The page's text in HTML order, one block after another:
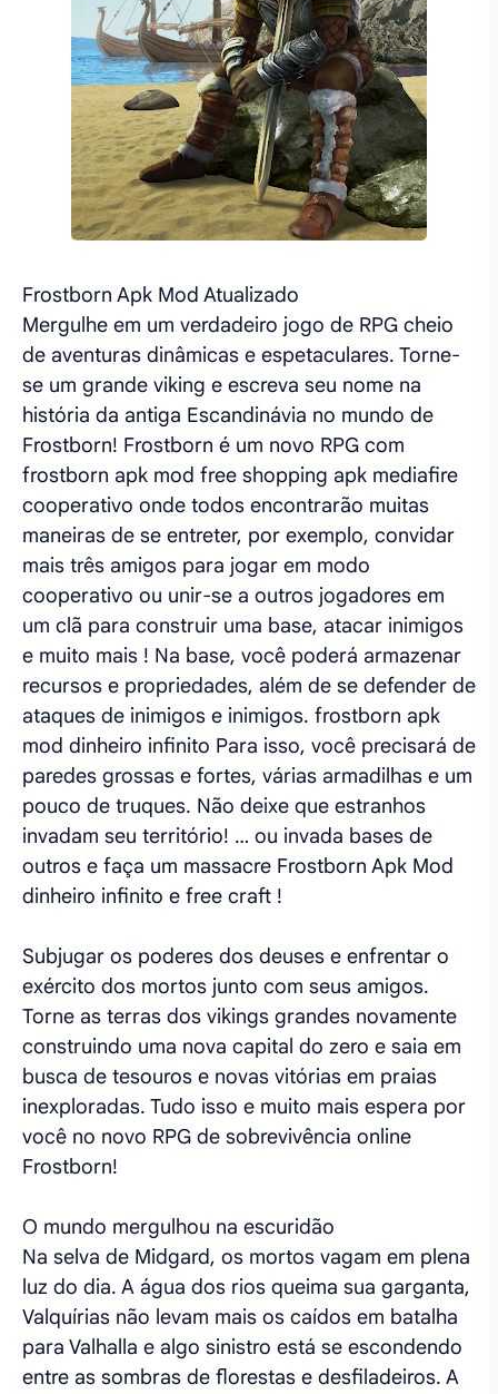
Frostborn Apk Mod Atualizado
Mergulhe em um verdadeiro jogo de RPG cheio
de aventuras dinâmicas e espetaculares. Torne-
se um grande viking e escreva seu nome na
história da antiga Escandinávia no mundo de
Frostborn! Frostborn é um novo RPG com
frostborn apk mod free shopping apk mediafire
cooperativo onde todos encontrarão muitas
maneiras de se entreter, por exemplo, convidar
mais três amigos para jogar em modo
cooperativo ou unir-se a outros jogadores em
um clã para construir uma base, atacar inimigos
e muito mais ! Na base, você poderá armazenar
recursos e propriedades, além de se defender de
ataques de inimigos e inimigos. frostborn apk
mod dinheiro infinito Para isso, você precisará de
paredes grossas e fortes, várias armadilhas e um
pouco de truques. Não deixe que estranhos
invadam seu território! … ou invada bases de
outros e faça um massacre Frostborn Apk Mod
dinheiro infinito e free craft !
Subjugar os poderes dos deuses e enfrentar o
exército dos mortos junto com seus amigos.
Torne as terras dos vikings grandes novamente
construindo uma nova capital do zero e saia em
busca de tesouros e novas vitórias em praias
inexploradas. Tudo isso e muito mais espera por
você no novo RPG de sobrevivência online
Frostborn!
O mundo mergulhou na escuridão
Na selva de Midgard, os mortos vagam em plena
luz do dia. A água dos rios queima sua garganta,
Valquírias não levam mais os caídos em batalha
para Valhalla e algo sinistro está se escondendo
entre as sombras de florestas e desfiladeiros. A